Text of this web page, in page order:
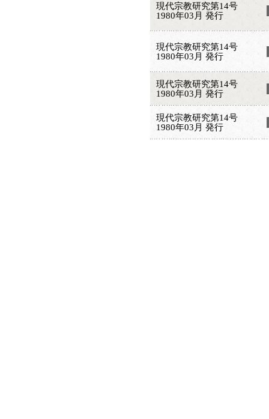
現代宗教研究第14号
1980年03月 発行
現代宗教研究第14号
1980年03月 発行
現代宗教研究第14号
1980年03月 発行
現代宗教研究第14号
1980年03月 発行